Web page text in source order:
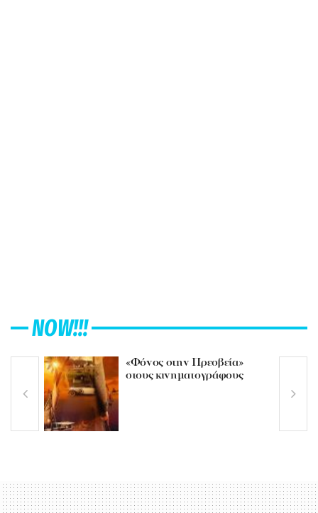
NOW!!!
«Φόνος στην Πρεσβεία»
στους κινηματογράφους